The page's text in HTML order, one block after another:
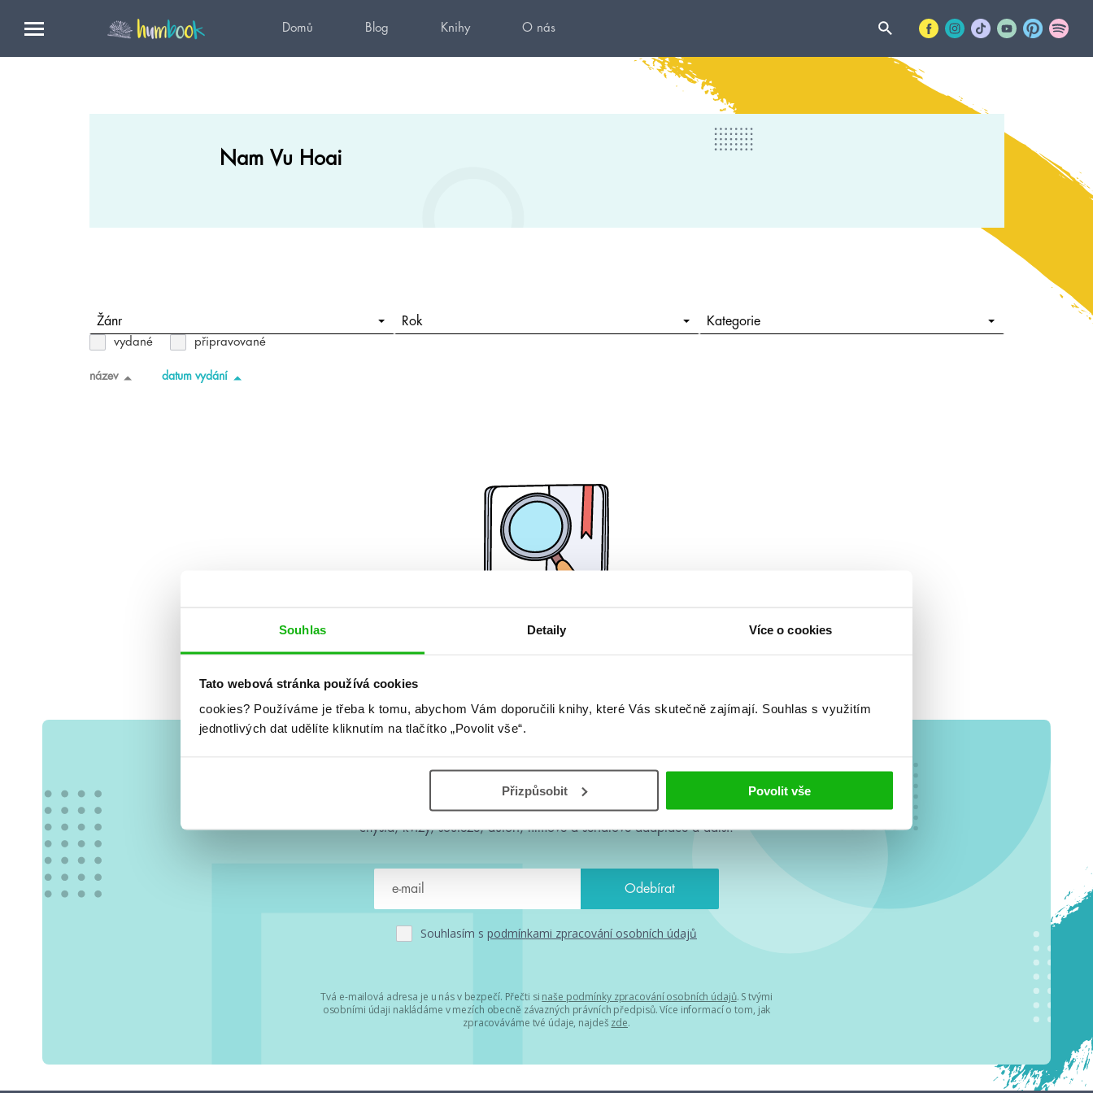
Souhlas Detaily Více o cookies
Tato webová stránka používá cookies
cookies? Používáme je třeba k tomu, abychom Vám doporučili knihy, které Vás skutečně zajímají. Souhlas s využitím
jednotlivých dat udělíte kliknutím na tlačítko „Povolit vše“.
Přizpůsobit Povolit vše
Domů Blog Knihy O nás
Nam Vu Hoai
Žánr Rok Kategorie
vydané připravované
název datum vydání
#HumbookNews
Vše kolem #youngadult každý měsíc rovnou do mailu! Nové knihy, co se
chystá, kvízy, soutěže, autoři, filmové a seriálové adaptace a další.
Souhlasím s podmínkami zpracování osobních údajů
Tvá e-mailová adresa je u nás v bezpečí. Přečti si naše podmínky zpracování osobních údajů. S tvými
osobními údaji nakládáme v mezích obecně závazných právních předpisů. Více informací o tom, jak
zpracováváme tvé údaje, najdeš zde.